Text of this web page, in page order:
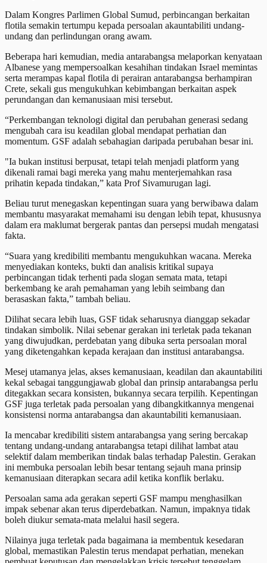
Dalam Kongres Parlimen Global Sumud, perbincangan berkaitan
flotila semakin tertumpu kepada persoalan akauntabiliti undang-
undang dan perlindungan orang awam.
Beberapa hari kemudian, media antarabangsa melaporkan kenyataan
Albanese yang mempersoalkan kesahihan tindakan Israel memintas
serta merampas kapal flotila di perairan antarabangsa berhampiran
Crete, sekali gus mengukuhkan kebimbangan berkaitan aspek
perundangan dan kemanusiaan misi tersebut.
“Perkembangan teknologi digital dan perubahan generasi sedang
mengubah cara isu keadilan global mendapat perhatian dan
momentum. GSF adalah sebahagian daripada perubahan besar ini.
"Ia bukan institusi berpusat, tetapi telah menjadi platform yang
dikenali ramai bagi mereka yang mahu menterjemahkan rasa
prihatin kepada tindakan,” kata Prof Sivamurugan lagi.
Beliau turut menegaskan kepentingan suara yang berwibawa dalam
membantu masyarakat memahami isu dengan lebih tepat, khususnya
dalam era maklumat bergerak pantas dan persepsi mudah mengatasi
fakta.
“Suara yang kredibiliti membantu mengukuhkan wacana. Mereka
menyediakan konteks, bukti dan analisis kritikal supaya
perbincangan tidak terhenti pada slogan semata mata, tetapi
berkembang ke arah pemahaman yang lebih seimbang dan
berasaskan fakta,” tambah beliau.
Dilihat secara lebih luas, GSF tidak seharusnya dianggap sekadar
tindakan simbolik. Nilai sebenar gerakan ini terletak pada tekanan
yang diwujudkan, perdebatan yang dibuka serta persoalan moral
yang diketengahkan kepada kerajaan dan institusi antarabangsa.
Mesej utamanya jelas, akses kemanusiaan, keadilan dan akauntabiliti
kekal sebagai tanggungjawab global dan prinsip antarabangsa perlu
ditegakkan secara konsisten, bukannya secara terpilih. Kepentingan
GSF juga terletak pada persoalan yang dibangkitkannya mengenai
konsistensi norma antarabangsa dan akauntabiliti kemanusiaan.
Ia mencabar kredibiliti sistem antarabangsa yang sering bercakap
tentang undang-undang antarabangsa tetapi dilihat lambat atau
selektif dalam memberikan tindak balas terhadap Palestin. Gerakan
ini membuka persoalan lebih besar tentang sejauh mana prinsip
kemanusiaan diterapkan secara adil ketika konflik berlaku.
Persoalan sama ada gerakan seperti GSF mampu menghasilkan
impak sebenar akan terus diperdebatkan. Namun, impaknya tidak
boleh diukur semata-mata melalui hasil segera.
Nilainya juga terletak pada bagaimana ia membentuk kesedaran
global, memastikan Palestin terus mendapat perhatian, menekan